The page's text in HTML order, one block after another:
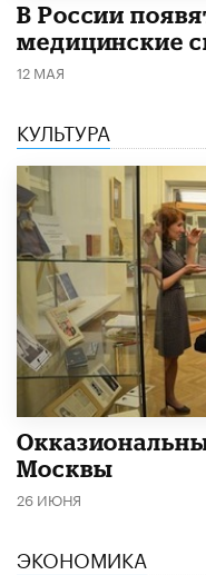
В России
медицинские
12 МАЯ
КУЛЬТУРА
Москвы
26 ИЮНЯ
ЭКОНОМИКА